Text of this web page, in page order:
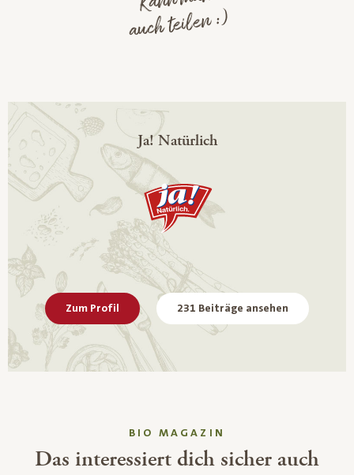
auch teilen :)
Ja! Natürlich
Zum Profil 231 Beiträge ansehen
BIO MAGAZIN
Das interessiert dich sicher auch